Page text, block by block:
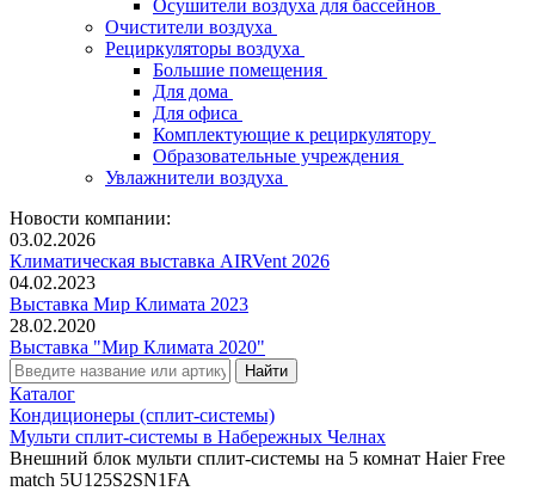
Осушители воздуха для бассейнов
Очистители воздуха
Рециркуляторы воздуха
Большие помещения
Для дома
Для офиса
Комплектующие к рециркулятору
Образовательные учреждения
Увлажнители воздуха
Новости компании:
03.02.2026
Климатическая выставка AIRVent 2026
04.02.2023
Выставка Мир Климата 2023
28.02.2020
Выставка "Мир Климата 2020"
Каталог
Кондиционеры (сплит-системы)
Мульти сплит-системы в Набережных Челнах
Внешний блок мульти сплит-системы на 5 комнат Haier Free
match 5U125S2SN1FA